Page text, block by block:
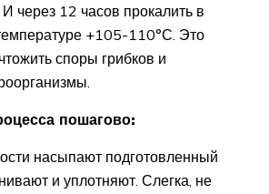
через 12 часов прокалить в
+105-110°С. Это
споры грибков и
пошагово:
насыпают подготовленный
и уплотняют. Слегка, не